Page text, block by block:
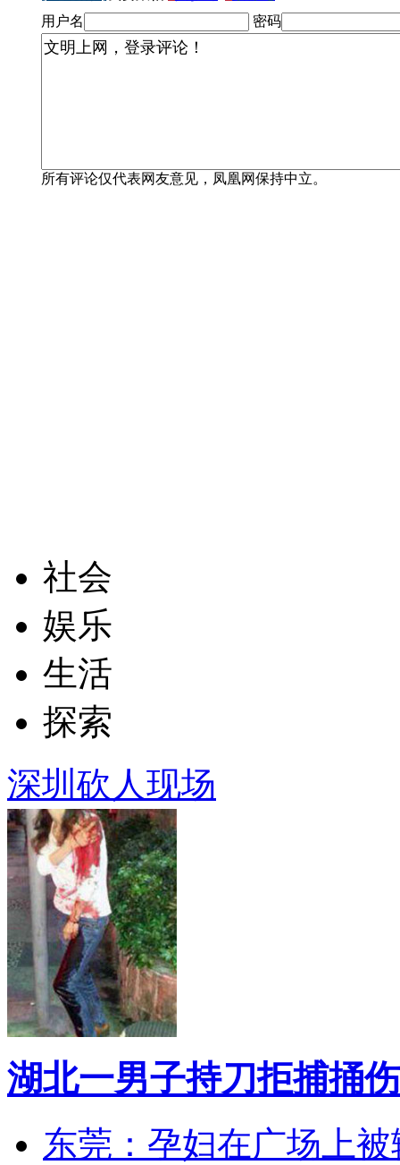
用户名
密码
所有评论仅代表网友意见，凤凰网保持中立。
社会
娱乐
生活
探索
深圳砍人现场
湖北一男子持刀拒捕捅
东莞：孕妇在广场上